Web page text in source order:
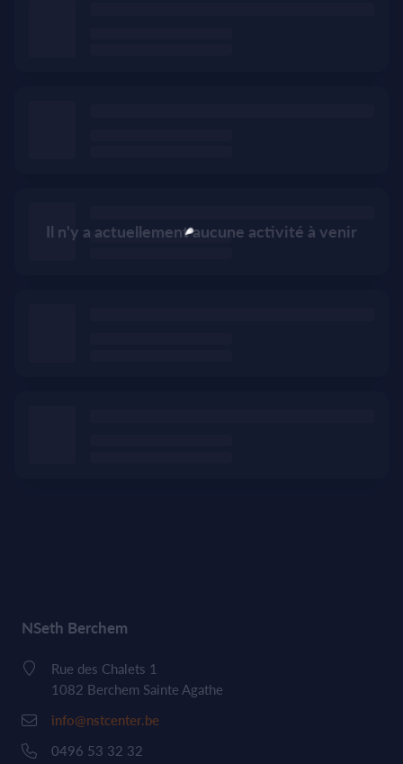
Il n'y a actuellement aucune activité à venir
NSeth Berchem
Rue des Chalets 1
1082 Berchem Sainte Agathe
info@nstcenter.be
0496 53 32 32